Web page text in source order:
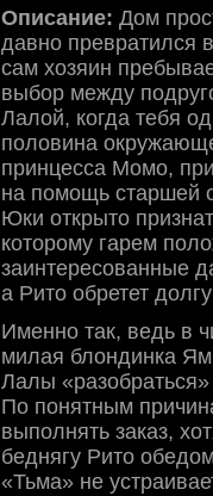
Описание: Дом
давно превратился
сам хозяин
выбор между
Лалой, когда тебя
половина
принцесса Момо,
на помощь старшей
Юки открыто
которому гарем
заинтересованные
а Рито обретет
Именно так, ведь в
милая блондинка
Лалы
По понятным
выполнять заказ,
беднягу Рито
«Тьма» не